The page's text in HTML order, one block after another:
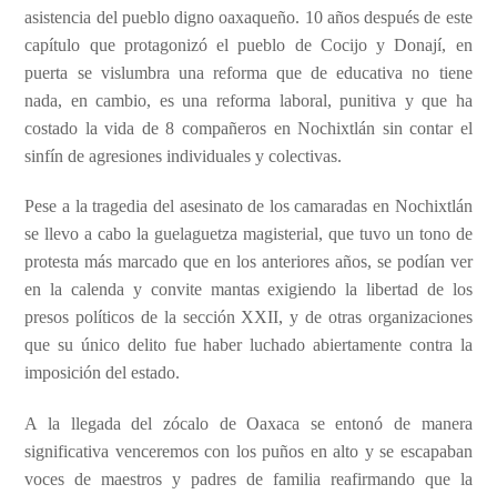
asistencia del pueblo digno oaxaqueño. 10 años después de este
capítulo que protagonizó el pueblo de Cocijo y Donají, en
puerta se vislumbra una reforma que de educativa no tiene
nada, en cambio, es una reforma laboral,punitiva y que ha
costado la vida de 8 compañeros en Nochixtlán sin contar el
sinfín de agresiones individuales y colectivas.
Pese a la tragedia del asesinato de los camaradas en Nochixtlán
se llevo a cabo la guelaguetza magisterial, que tuvo un tono de
protesta más marcado que en los anteriores años, se podían ver
en la calenda y convite mantas exigiendo la libertad de los
presos políticos de la sección XXII, y de otras organizaciones
que su único delito fue haber luchado abiertamente contra la
imposición del estado.
A la llegada del zócalo de Oaxaca se entonó de manera
significativa venceremos con los puños en alto y se escapaban
voces de maestros y padres de familia reafirmando que la